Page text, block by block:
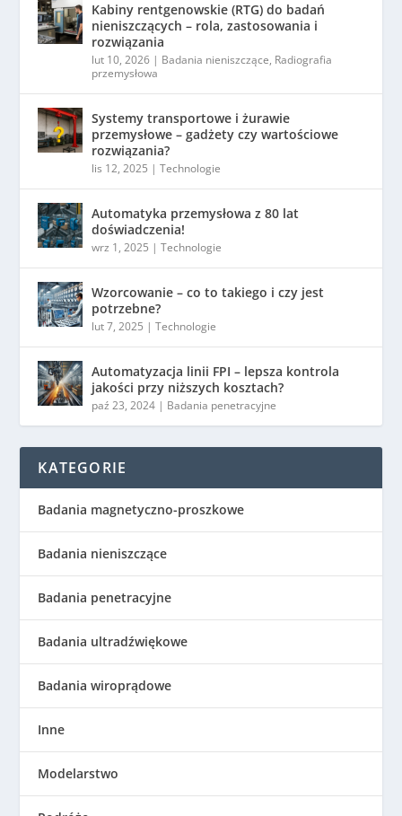
Kabiny rentgenowskie (RTG) do badań
nieniszczących – rola, zastosowania i
rozwiązania
lut 10, 2026 | Badania nieniszczące, Radiografia
przemysłowa
Systemy transportowe i żurawie
przemysłowe – gadżety czy wartościowe
rozwiązania?
lis 12, 2025 |Technologie
Automatyka przemysłowa z 80 lat
doświadczenia!
wrz 1, 2025 |Technologie
Wzorcowanie – co to takiego i czy jest
potrzebne?
lut 7, 2025 |Technologie
Automatyzacja linii FPI – lepsza kontrola
jakości przy niższych kosztach?
paź 23, 2024 | Badania penetracyjne
KATEGORIE
Badania magnetyczno-proszkowe
Badania nieniszczące
Badania penetracyjne
Badania ultradźwiękowe
Badania wiroprądowe
Inne
Modelarstwo